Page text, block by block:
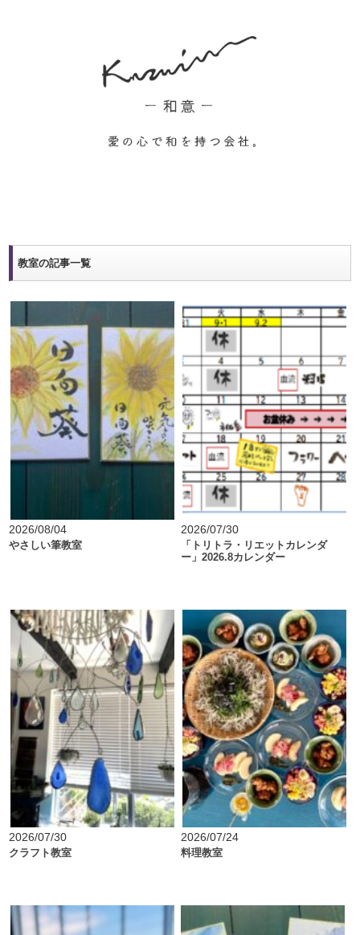
教室の記事一覧
2026/08/04
やさしい筆教室
2026/07/30
「トリトラ・リエットカレンダ
ー」2026.8カレンダー
2026/07/30
クラフト教室
2026/07/24
料理教室